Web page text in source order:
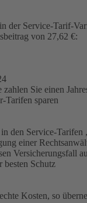
der Service-Tarif-
von 27,62 €:
Sie einen
Tarifen sparen
den Service-
einer
Versicherungsfall
besten Schutz
Kosten, so